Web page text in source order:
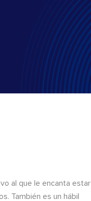
al que le encanta estar
También es un hábil